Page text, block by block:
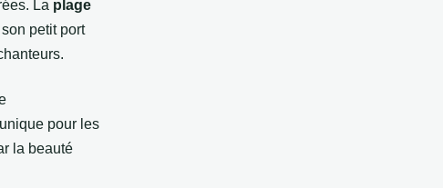
La plage
petit port
pour les
la beauté